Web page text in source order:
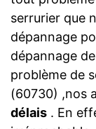
serrurier que
dépannage
dépannage
problème de
(60730) ,nos
délais . En